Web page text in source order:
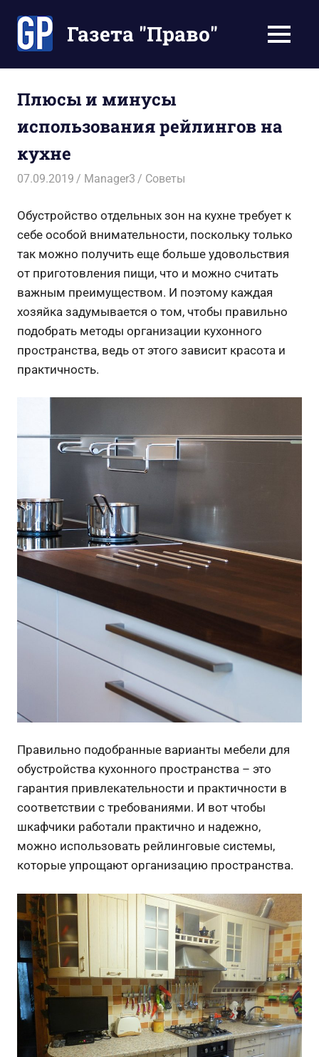
содержимомуГазета "Право"
Ваше
время
МЕНЮ
Плюсы и минусы
использования рейлингов на
кухне
07.09.2019 Manager3 Советы
Обустройство отдельных зон на кухне требует к
себе особой внимательности, поскольку только
так можно получить еще больше удовольствия
от приготовления пищи, что и можно считать
важным преимуществом. И поэтому каждая
хозяйка задумывается о том, чтобы правильно
подобрать методы организации кухонного
пространства, ведь от этого зависит красота и
практичность.
Правильно подобранные варианты мебели для
обустройства кухонного пространства – это
гарантия привлекательности и практичности в
соответствии с требованиями. И вот чтобы
шкафчики работали практично и надежно,
можно использовать рейлинговые системы,
которые упрощают организацию пространства.